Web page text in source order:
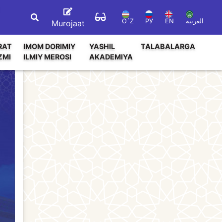
Murojaat O`Z РУ EN العربية
IMOM DORIMIY
ILMIY MEROSI
YASHIL
AKADEMIYA
TALABALARGA